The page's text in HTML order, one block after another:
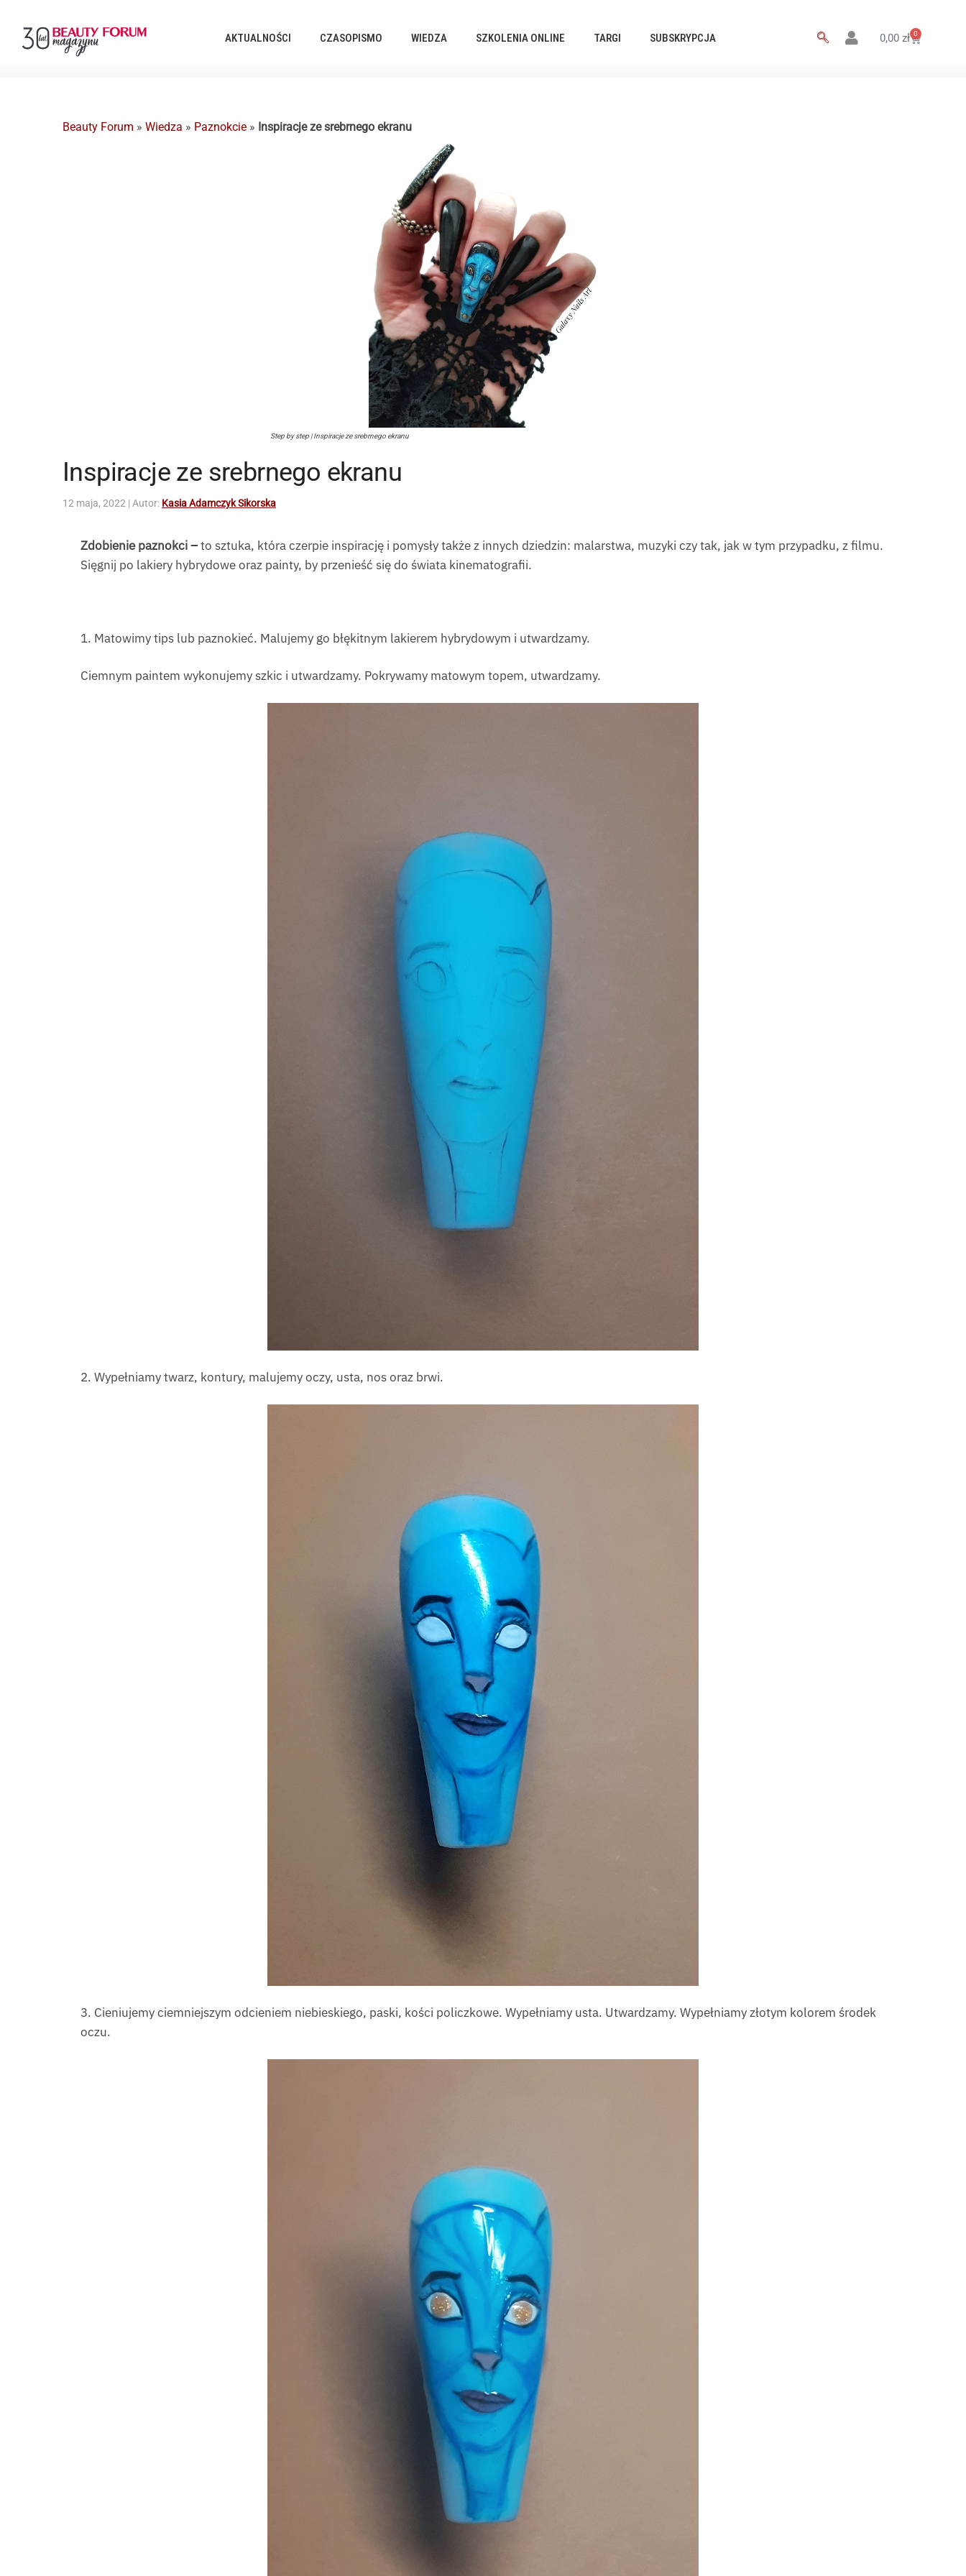
AKTUALNOŚCI CZASOPISMO WIEDZA SZKOLENIA ONLINE TARGI SUBSKRYPCJA 0,00 zł 0
Beauty Forum » Wiedza » Paznokcie » Inspiracje ze srebrnego ekranu
Step by step | Inspiracje ze srebrnego ekranu
Inspiracje ze srebrnego ekranu
12 maja, 2022 | Autor: Kasia Adamczyk Sikorska
Zdobienie paznokci –to sztuka, która czerpie inspirację i pomysły także z innych dziedzin: malarstwa, muzyki czy tak, jak w tym przypadku, z filmu.
Sięgnij po lakiery hybrydowe oraz painty, by przenieść się do świata kinematografii.
1. Matowimy tips lub paznokieć. Malujemy go błękitnym lakierem hybrydowym i utwardzamy.
Ciemnym paintem wykonujemy szkic i utwardzamy. Pokrywamy matowym topem, utwardzamy.
2. Wypełniamy twarz, kontury, malujemy oczy, usta, nos oraz brwi.
3. Cieniujemy ciemniejszym odcieniem niebieskiego, paski, kości policzkowe. Wypełniamy usta. Utwardzamy. Wypełniamy złotym kolorem środek
oczu.